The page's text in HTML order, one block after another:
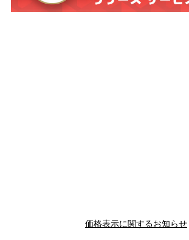
価格表示に関するお知らせ